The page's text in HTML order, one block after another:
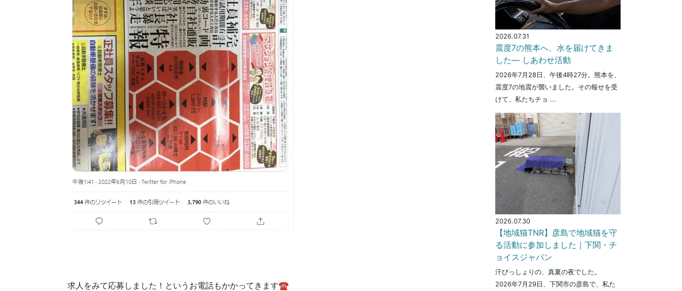
求人をみて応募しました！というお電話もかかってきます☎
2026.07.31
震度7の熊本へ、水を届けてきま
した― しあわせ活動
2026年7月28日、午後4時27分。熊本を、
震度7の地震が襲いました。その報せを受
けて、私たちチョ ...
2026.07.30
【地域猫TNR】彦島で地域猫を守
る活動に参加しました｜下関・チ
ョイスジャパン
汗びっしょりの、真夏の夜でした。
2026年7月29日、下関市の彦島で、私た